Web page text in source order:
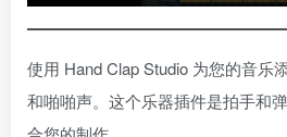
使用 Hand Clap Studio 为您的音乐
和啪啪声。这个乐器插件是拍手和